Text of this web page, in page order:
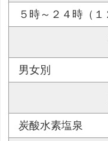
５時～２４時（１
男女別
炭酸水素塩泉